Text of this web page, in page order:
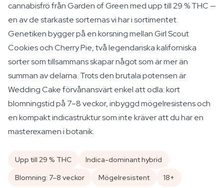
cannabisfrö från Garden of Green med upp till 29 % THC —
en av de starkaste sorternas vi har i sortimentet.
Genetiken bygger på en korsning mellan Girl Scout
Cookies och Cherry Pie, två legendariska kaliforniska
sorter som tillsammans skapar något som är mer än
summan av delarna. Trots den brutala potensen är
Wedding Cake förvånansvärt enkel att odla: kort
blomningstid på 7–8 veckor, inbyggd mögelresistens och
en kompakt indicastruktur som inte kräver att du har en
masterexamen i botanik.
Upp till 29 % THC
Indica-dominant hybrid
Blomning: 7–8 veckor
Mögelresistent 18+